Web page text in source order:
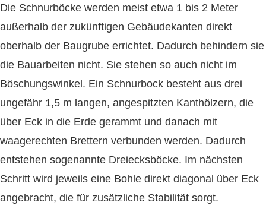
Die Schnurböcke werden meist etwa 1 bis 2 Meter
außerhalb der zukünftigen Gebäudekanten direkt
oberhalb der Baugrube errichtet. Dadurch behindern sie
die Bauarbeiten nicht. Sie stehen so auch nicht im
Böschungswinkel. Ein Schnurbock besteht aus drei
ungefähr 1,5 m langen, angespitzten Kanthölzern, die
über Eck in die Erde gerammt und danach mit
waagerechten Brettern verbunden werden. Dadurch
entstehen sogenannte Dreiecksböcke. Im nächsten
Schritt wird jeweils eine Bohle direkt diagonal über Eck
angebracht, die für zusätzliche Stabilität sorgt.